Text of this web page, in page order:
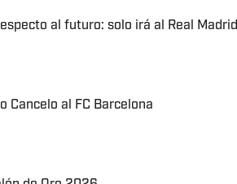
al futuro: solo irá al Real Madrid
Cancelo al FC Barcelona